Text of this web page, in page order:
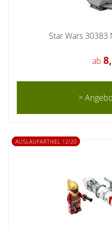
Star Wars
ab
>
AUSLAUFARTIKEL 12/20